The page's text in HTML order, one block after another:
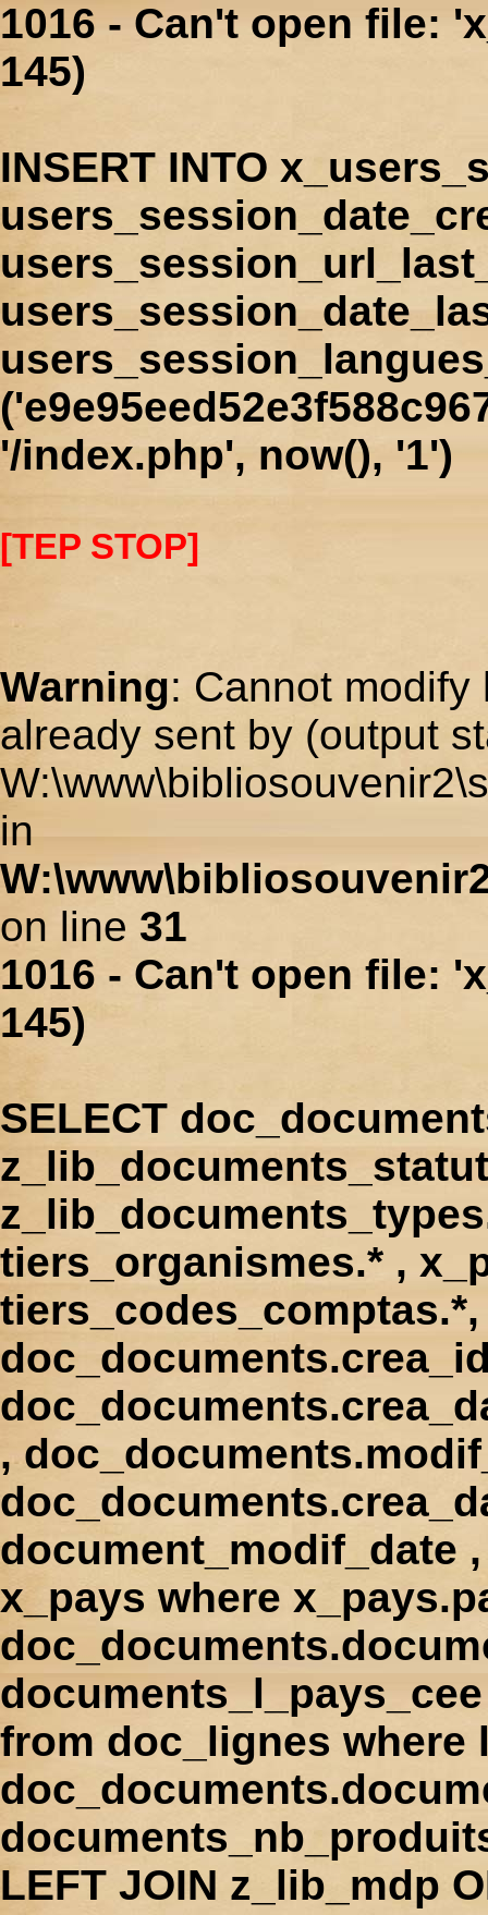
1016 - Can't open file:
145)
INSERT INTO
'/index.php', now(), '1')
[TEP STOP]
Warning: Cannot
already sent by (output
in
on line 31
1016 - Can't open file:
145)
SELECT
tiers_organismes.* ,
,
document_modif_date
x_pays where
from doc_lignes where
LEFT JOIN z_lib_mdp